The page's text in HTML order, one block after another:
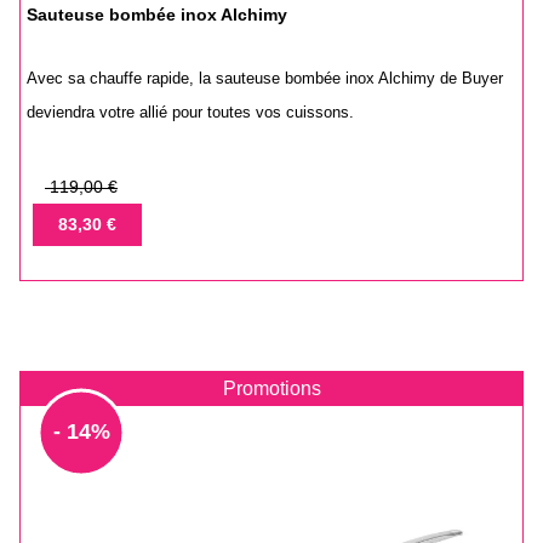
Sauteuse bombée inox Alchimy
Avec sa chauffe rapide, la sauteuse bombée inox Alchimy de Buyer
deviendra votre allié pour toutes vos cuissons.
Prix
base
119,00 €
Prix83,30 €
Promotions
- 14%